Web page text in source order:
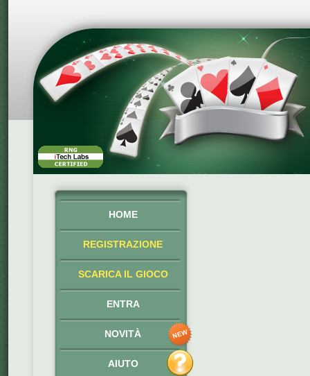
HOME
REGISTRAZIONE
SCARICA IL GIOCO
ENTRA
NOVITÀ
AIUTO